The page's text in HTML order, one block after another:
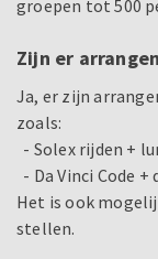
groepen tot 500
Zijn er
Ja, er zijn
zoals:
- Solex rijden +
- Da Vinci Code
Het is ook
stellen.